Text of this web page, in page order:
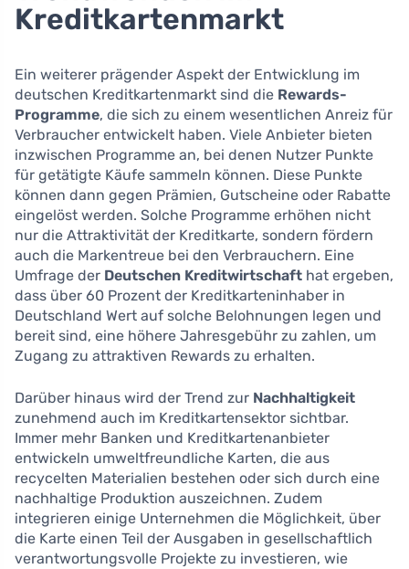
Kreditkartenmarkt
Ein weiterer prägender Aspekt der Entwicklung im
deutschen Kreditkartenmarkt sind die Rewards-
Programme, die sich zu einem wesentlichen Anreiz für
Verbraucher entwickelt haben. Viele Anbieter bieten
inzwischen Programme an, bei denen Nutzer Punkte
für getätigte Käufe sammeln können. Diese Punkte
können dann gegen Prämien, Gutscheine oder Rabatte
eingelöst werden. Solche Programme erhöhen nicht
nur die Attraktivität der Kreditkarte, sondern fördern
auch die Markentreue bei den Verbrauchern. Eine
Umfrage der Deutschen Kreditwirtschaft hat ergeben,
dass über 60 Prozent der Kreditkarteninhaber in
Deutschland Wert auf solche Belohnungen legen und
bereit sind, eine höhere Jahresgebühr zu zahlen, um
Zugang zu attraktiven Rewards zu erhalten.
Darüber hinaus wird der Trend zur Nachhaltigkeit
zunehmend auch im Kreditkartensektor sichtbar.
Immer mehr Banken und Kreditkartenanbieter
entwickeln umweltfreundliche Karten, die aus
recycelten Materialien bestehen oder sich durch eine
nachhaltige Produktion auszeichnen. Zudem
integrieren einige Unternehmen die Möglichkeit, über
die Karte einen Teil der Ausgaben in gesellschaftlich
verantwortungsvolle Projekte zu investieren, wie